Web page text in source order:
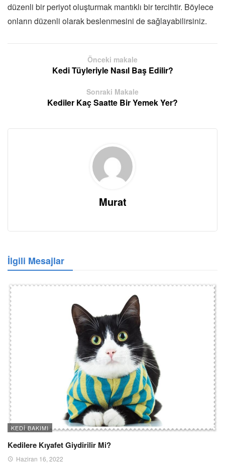
düzenli bir periyot oluşturmak mantıklı bir tercihtir. Böylece
onların düzenli olarak beslenmesini de sağlayabilirsiniz.
Önceki makale
Kedi Tüyleriyle Nasıl Baş Edilir?
Sonraki Makale
Kediler Kaç Saatte Bir Yemek Yer?
Murat
İlgili Mesajlar
KEDI BAKIMI
Kedilere Kıyafet Giydirilir Mi?
Haziran 16, 2022